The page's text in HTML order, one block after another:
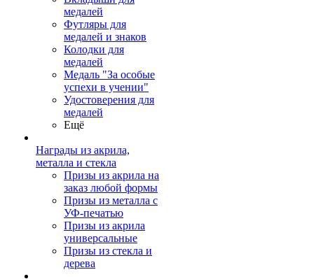
медалей
Футляры для
медалей и знаков
Колодки для
медалей
Медаль "За особые
успехи в учении"
Удостоверения для
медалей
Ещё
Награды из акрила,
металла и стекла
Призы из акрила на
заказ любой формы
Призы из металла с
УФ-печатью
Призы из акрила
универсальные
Призы из стекла и
дерева